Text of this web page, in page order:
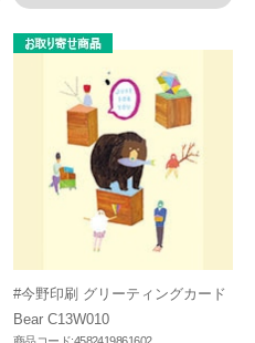
#今野印刷 グリーティングカード
Bear C13W010